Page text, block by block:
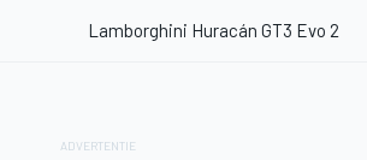
Lamborghini Huracán GT3 Evo 2